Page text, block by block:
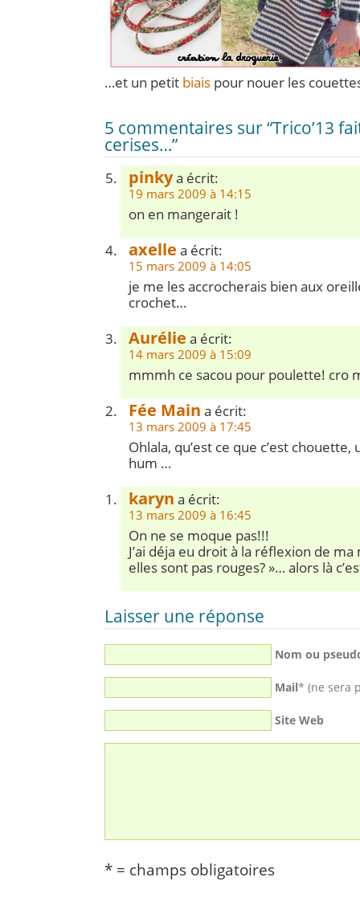
…et un petit biais pour nouer les
5 commentaires sur “Trico’13
cerises…”
pinkya écrit:
19 mars 2009 à 14:15
on en mangerait !
axelle a écrit:
15 mars 2009 à 14:05
je me les accrocherais bien aux
crochet…
Aurélie a écrit:
14 mars 2009 à 15:09
mmmh ce sacou pour poulette! cro
Fée Main a écrit:
13 mars 2009 à 17:45
Ohlala, qu’est ce que c’est chouette,
hum …
karyn a écrit:
13 mars 2009 à 16:45
On ne se moque pas!!!
J’ai déja eu droit à la réflexion de
elles sont pas rouges? »… alors là
Laisser une réponse
Nom ou
Mail* (ne sera
Site Web
* = champs obligatoires